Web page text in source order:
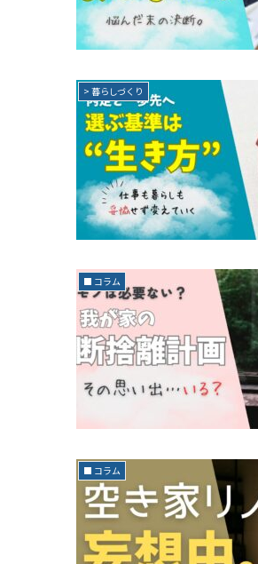
> 暮らしづくり
■ コラム
■ コラム